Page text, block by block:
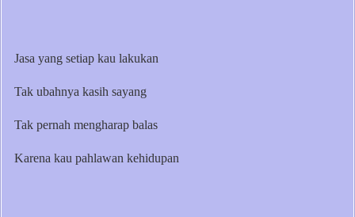
Jasa yang setiap kau lakukan
Tak ubahnya kasih sayang
Tak pernah mengharap balas
Karena kau pahlawan kehidupan